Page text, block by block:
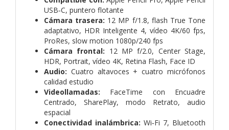
USB‑C, puntero flotante
Cámara trasera: 12 MP f/1.8, flash True Tone
adaptativo, HDR Inteligente 4, vídeo 4K/60 fps,
ProRes, slow motion 1080p/240 fps
Cámara frontal: 12 MP f/2.0, Center Stage,
HDR, Portrait, vídeo 4K, Retina Flash, Face ID
Audio: Cuatro altavoces + cuatro micrófonos
calidad estudio
Videollamadas: FaceTime con Encuadre
Centrado, SharePlay, modo Retrato, audio
espacial
Conectividad inalámbrica: Wi‑Fi 7, Bluetooth